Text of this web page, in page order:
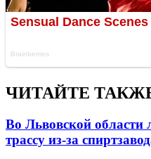
ЧИТАЙТЕ
Во Львовской области
трассу из-за